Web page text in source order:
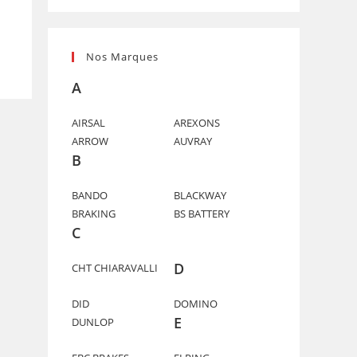
Nos Marques
A
AIRSAL
AREXONS
ARROW
AUVRAY
B
BANDO
BLACKWAY
BRAKING
BS BATTERY
C
CHT CHIARAVALLI D
DID
DOMINO
DUNLOP
E